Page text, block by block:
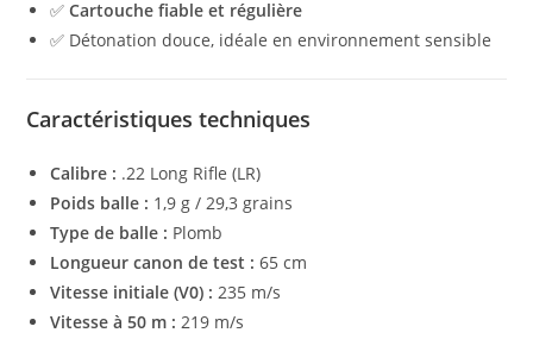
✅Cartouche fiable et régulière
✅ Détonation douce, idéale en environnement sensible
Caractéristiques techniques
Calibre : .22 Long Rifle (LR)
Poids balle : 1,9 g / 29,3 grains
Type de balle : Plomb
Longueur canon de test : 65 cm
Vitesse initiale (V0) : 235 m/s
Vitesse à 50 m : 219 m/s